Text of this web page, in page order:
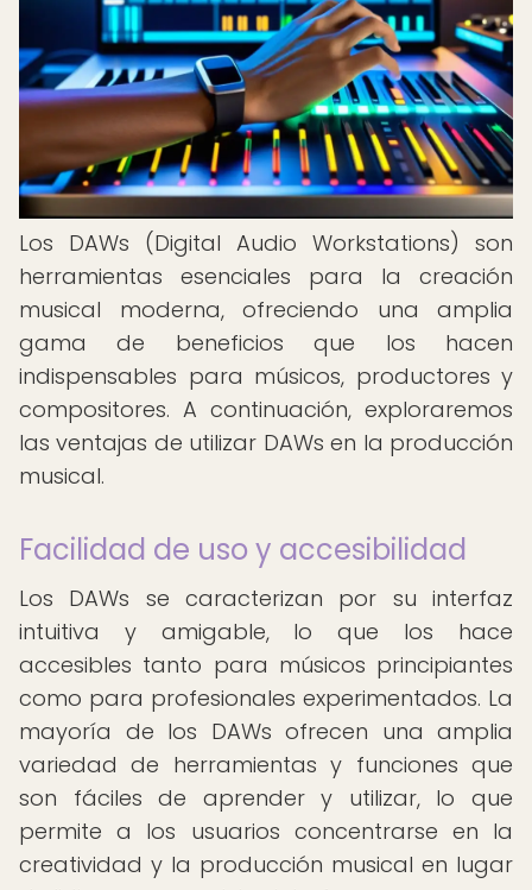
Los DAWs (Digital Audio Workstations) son
herramientas esenciales para la creación
musical moderna, ofreciendo una amplia
gama de beneficios que los hacen
indispensables para músicos, productores y
compositores. A continuación, exploraremos
las ventajas de utilizar DAWs en la producción
musical.
Facilidad de uso y accesibilidad
Los DAWs se caracterizan por su interfaz
intuitiva y amigable, lo que los hace
accesibles tanto para músicos principiantes
como para profesionales experimentados. La
mayoría de los DAWs ofrecen una amplia
variedad de herramientas y funciones que
son fáciles de aprender y utilizar, lo que
permite a los usuarios concentrarse en la
creatividad y la producción musical en lugar